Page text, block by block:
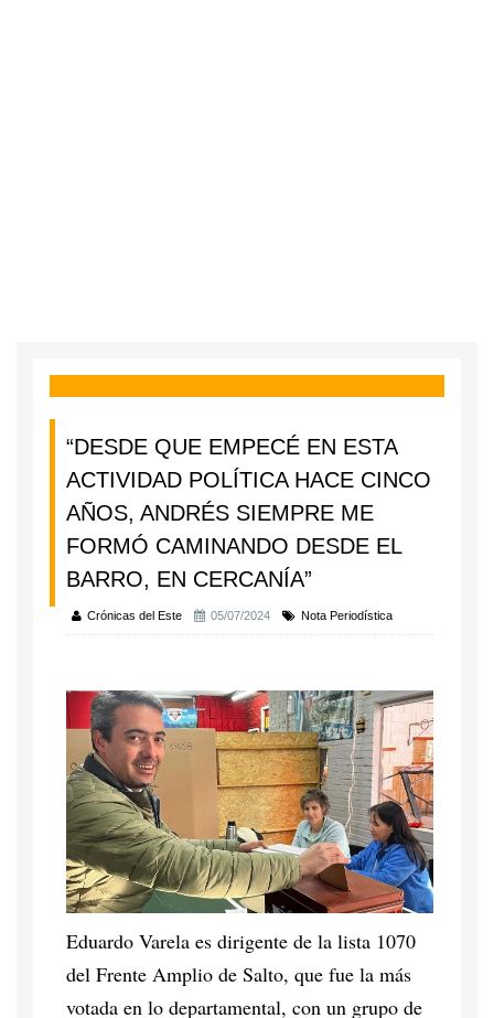
“DESDE QUE EMPECÉ EN ESTA
ACTIVIDAD POLÍTICA HACE CINCO
AÑOS, ANDRÉS SIEMPRE ME
FORMÓ CAMINANDO DESDE EL
BARRO, EN CERCANÍA”
Crónicas del Este 05/07/2024 Nota Periodística
Eduardo Varela es dirigente de la lista 1070
del Frente Amplio de Salto, que fue la más
votada en lo departamental, con un grupo de